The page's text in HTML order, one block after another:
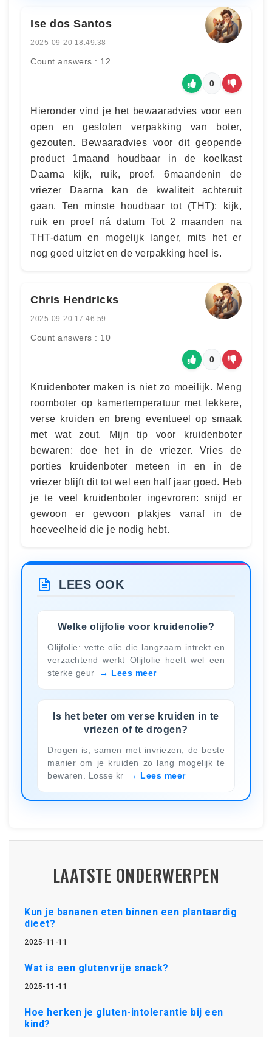
Ise dos Santos
2025-09-20 18:49:38
Count answers : 12
0
Hieronder vind je het bewaaradvies voor een
open en gesloten verpakking van boter,
gezouten. Bewaaradvies voor dit geopende
product 1maand houdbaar in de koelkast
Daarna kijk, ruik, proef. 6maandenin de
vriezer Daarna kan de kwaliteit achteruit
gaan. Ten minste houdbaar tot (THT): kijk,
ruik en proef ná datum Tot 2 maanden na
THT-datum en mogelijk langer, mits het er
nog goed uitziet en de verpakking heel is.
Chris Hendricks
2025-09-20 17:46:59
Count answers : 10
0
Kruidenboter maken is niet zo moeilijk. Meng
roomboter op kamertemperatuur met lekkere,
verse kruiden en breng eventueel op smaak
met wat zout. Mijn tip voor kruidenboter
bewaren: doe het in de vriezer. Vries de
porties kruidenboter meteen in en in de
vriezer blijft dit tot wel een half jaar goed. Heb
je te veel kruidenboter ingevroren: snijd er
gewoon er gewoon plakjes vanaf in de
hoeveelheid die je nodig hebt.
LEES OOK
Welke olijfolie voor kruidenolie?
Olijfolie: vette olie die langzaam intrekt en
verzachtend werkt Olijfolie heeft wel een
sterke geur
Lees meer
Is het beter om verse kruiden in te
vriezen of te drogen?
Drogen is, samen met invriezen, de beste
manier om je kruiden zo lang mogelijk te
bewaren. Losse kr
Lees meer
LAATSTE ONDERWERPEN
Kun je bananen eten binnen een plantaardig
dieet?
2025-11-11
Wat is een glutenvrije snack?
2025-11-11
Hoe herken je gluten-intolerantie bij een
kind?